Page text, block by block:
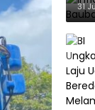
31